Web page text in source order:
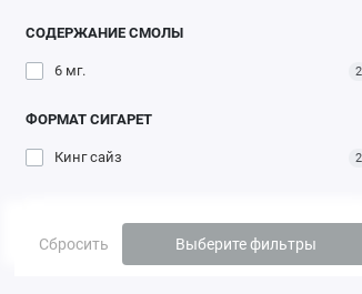
СОДЕРЖАНИЕ СМОЛЫ
6 мг. 2
ФОРМАТ СИГАРЕТ
Кинг сайз 2
Сбросить Выберите фильтры